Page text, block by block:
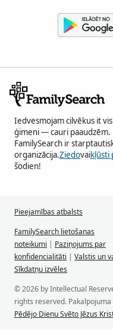
Iedvesmojam cilvēkus it
ģimeni — cauri paaudzēm.
FamilySearch ir
organizācija.Ziedovaikļūsti
šodien!
Pieejamības atbalsts
FamilySearch lietošanas
noteikumi | Paziņojums par
konfidencialitāti | Valstis un
Sīkdatņu izvēles
© 2026 by Intellectual
rights reserved.
Pēdējo Dienu Svēto Jēzus